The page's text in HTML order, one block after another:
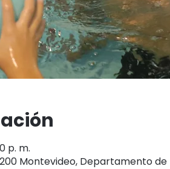
p. m.
Montevideo, Departamento